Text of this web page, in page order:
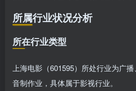
所属行业状况分析
所在行业类型
上海电影（601595）所处行业为广
音制作业，具体属于影视行业。